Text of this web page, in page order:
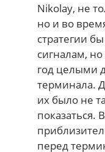
Nikolay, не
но и во
стратегии
сигналам, но
год целыми
терминала.
их было не
показаться.
перед